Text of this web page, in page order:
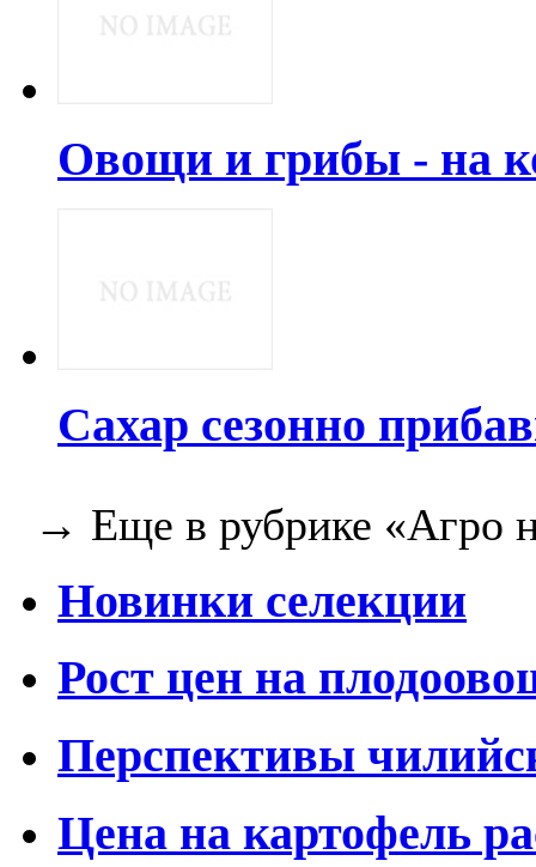
Овощи и грибы - на
Сахар сезонно
→ Еще в рубрике «Агро
Новинки селекции
Рост цен на
Перспективы
Цена на картофель